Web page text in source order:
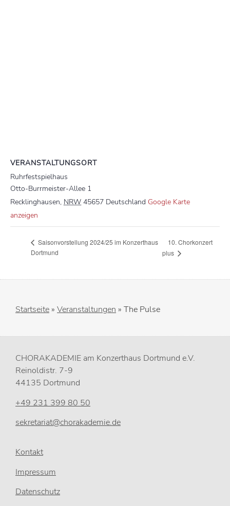
VERANSTALTUNGSORT
Ruhrfestspielhaus
Otto-Burrmeister-Allee 1
Recklinghausen, NRW 45657 Deutschland Google Karte
anzeigen
Saisonvorstellung 2024/25 im Konzerthaus
Dortmund
10. Chorkonzert
plus
Startseite » Veranstaltungen » The Pulse
CHORAKADEMIE am Konzerthaus Dortmund e.V.
Reinoldistr. 7-9
44135 Dortmund
+49 231 399 80 50
sekretariat@chorakademie.de
Kontakt
Impressum
Datenschutz